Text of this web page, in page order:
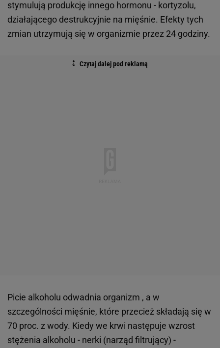
stymulują produkcję innego hormonu - kortyzolu,
działającego destrukcyjnie na mięśnie. Efekty tych
zmian utrzymują się w organizmie przez 24 godziny.
Picie alkoholu odwadnia organizm , a w
szczególności mięśnie, które przecież składają się w
70 proc. z wody. Kiedy we krwi następuje wzrost
stężenia alkoholu - nerki (narząd filtrujący) -